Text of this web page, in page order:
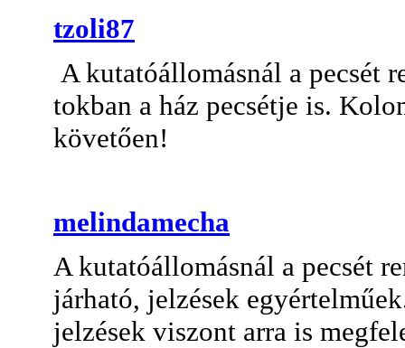
tzoli87
A kutatóállomásnál a pecsét
tokban a ház pecsétje is.
követően!
melindamecha
A kutatóállomásnál a pecsét
járható, jelzések
jelzések viszont arra is